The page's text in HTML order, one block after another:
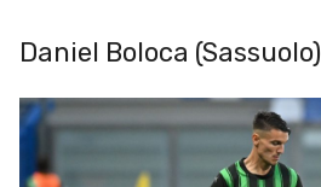
Daniel Boloca (Sassuolo)